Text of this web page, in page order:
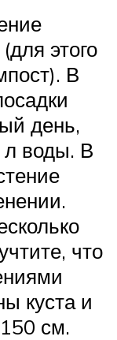
этого
В
день,
л воды. В
что
куста и
см.